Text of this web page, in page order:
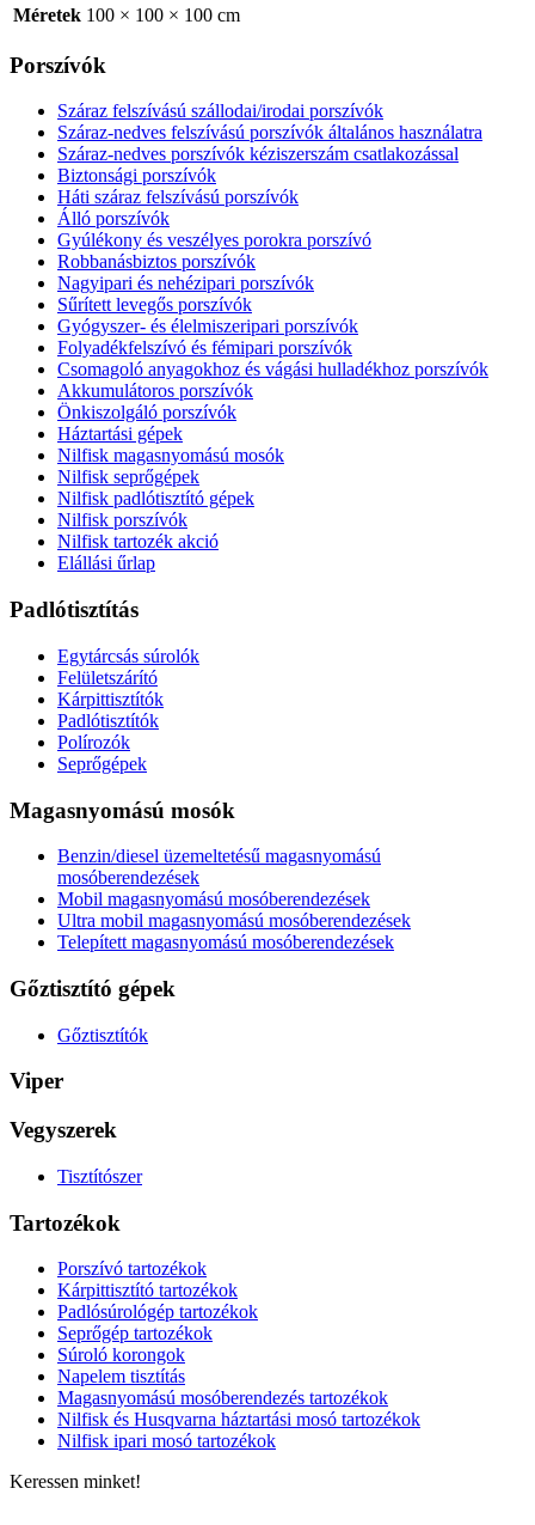
Méretek 100 × 100 × 100 cm
Porszívók
Száraz felszívású szállodai/irodai porszívók
Száraz-nedves felszívású porszívók általános használatra
Száraz-nedves porszívók kéziszerszám csatlakozással
Biztonsági porszívók
Háti száraz felszívású porszívók
Álló porszívók
Gyúlékony és veszélyes porokra porszívó
Robbanásbiztos porszívók
Nagyipari és nehézipari porszívók
Sűrített levegős porszívók
Gyógyszer- és élelmiszeripari porszívók
Folyadékfelszívó és fémipari porszívók
Csomagoló anyagokhoz és vágási hulladékhoz porszívók
Akkumulátoros porszívók
Önkiszolgáló porszívók
Háztartási gépek
Nilfisk magasnyomású mosók
Nilfisk seprőgépek
Nilfisk padlótisztító gépek
Nilfisk porszívók
Nilfisk tartozék akció
Elállási űrlap
Padlótisztítás
Egytárcsás súrolók
Felületszárító
Kárpittisztítók
Padlótisztítók
Polírozók
Seprőgépek
Magasnyomású mosók
Benzin/diesel üzemeltetésű magasnyomású
mosóberendezések
Mobil magasnyomású mosóberendezések
Ultra mobil magasnyomású mosóberendezések
Telepített magasnyomású mosóberendezések
Gőztisztító gépek
Gőztisztítók
Viper
Vegyszerek
Tisztítószer
Tartozékok
Porszívó tartozékok
Kárpittisztító tartozékok
Padlósúrológép tartozékok
Seprőgép tartozékok
Súroló korongok
Napelem tisztítás
Magasnyomású mosóberendezés tartozékok
Nilfisk és Husqvarna háztartási mosó tartozékok
Nilfisk ipari mosó tartozékok
Keressen minket!